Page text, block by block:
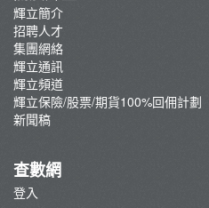
輝立簡介
招聘人才
集團網絡
輝立通訊
輝立頻道
輝立保險/股票/期貨100%回佣計劃
新聞稿
查數網
登入